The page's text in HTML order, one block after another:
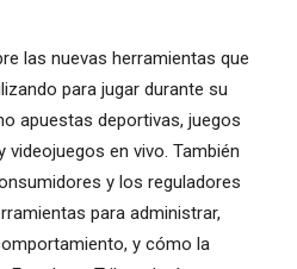
las nuevas herramientas que
para jugar durante su
apuestas deportivas, juegos
en vivo. También
y los reguladores
para administrar,
y cómo la